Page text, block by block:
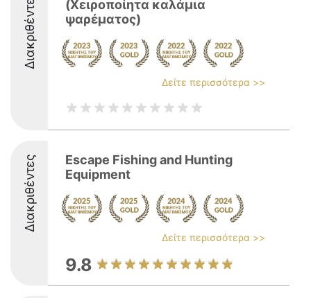
Διακριθέντες
(Χειροποίητα καλάμια
ψαρέματος)
Δείτε περισσότερα >>
Διακριθέντες
Escape Fishing and Hunting
Equipment
Δείτε περισσότερα >>
9.8